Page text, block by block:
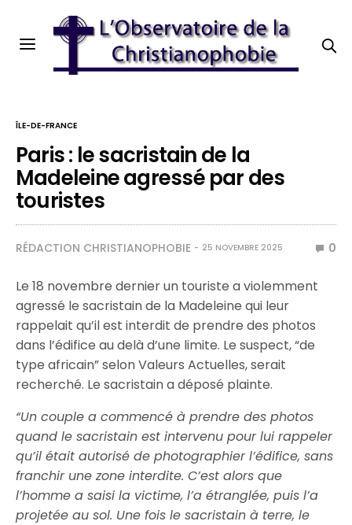
ÎLE-DE-FRANCE
Paris : le sacristain de la
Madeleine agressé par des
touristes
RÉDACTION CHRISTIANOPHOBIE 25 NOVEMBRE 2025 0
Le 18 novembre dernier un touriste a violemment
agressé le sacristain de la Madeleine qui leur
rappelait qu’il est interdit de prendre des photos
dans l’édifice au delà d’une limite. Le suspect, “de
type africain” selon Valeurs Actuelles, serait
recherché. Le sacristain a déposé plainte.
“Un couple a commencé à prendre des photos
quand le sacristain est intervenu pour lui rappeler
qu’il était autorisé de photographier l’édifice, sans
franchir une zone interdite. C’est alors que
l’homme a saisi la victime, l’a étranglée, puis l’a
projetée au sol. Une fois le sacristain à terre, le